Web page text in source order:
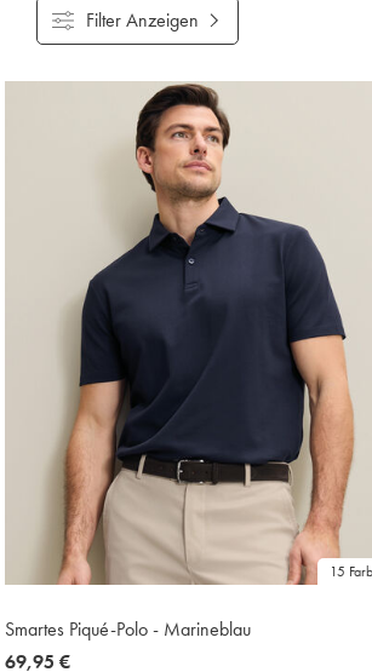
Filter Anzeigen
15
Smartes Piqué-Polo - Marineblau
now
69,95 €